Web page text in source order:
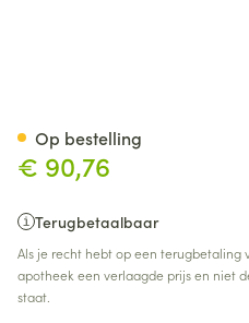
€ 90,76
Terugbetaalbaar
Als je recht hebt op een
apotheek een verlaagde prijs en niet
staat.
Op bestelling